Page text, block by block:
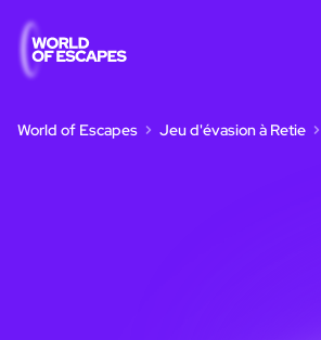
World of Escapes Jeu d'évasion à Retie